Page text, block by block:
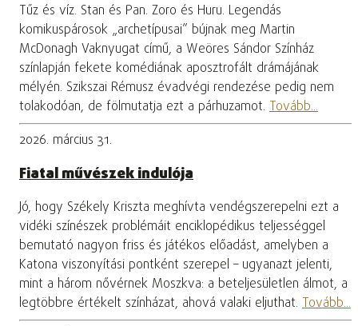
Tűz és víz. Stan és Pan. Zoro és Huru. Legendás
komikuspárosok „archetípusai” bújnak meg Martin
McDonagh Vaknyugat című, a Weöres Sándor Színház
színlapján fekete komédiának aposztrofált drámájának
mélyén. Szikszai Rémusz évadvégi rendezése pedig nem
tolakodóan, de fölmutatja ezt a párhuzamot. Tovább...
2026. március 31.
Fiatal művészek indulója
Jó, hogy Székely Kriszta meghívta vendégszerepelni ezt a
vidéki színészek problémáit enciklopédikus teljességgel
bemutató nagyon friss és játékos előadást, amelyben a
Katona viszonyítási pontként szerepel – ugyanazt jelenti,
mint a három nővérnek Moszkva: a beteljesületlen álmot, a
legtöbbre értékelt színházat, ahová valaki eljuthat. Tovább...